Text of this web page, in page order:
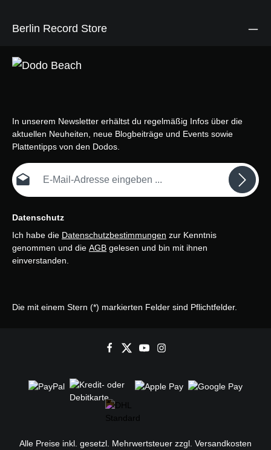
Berlin Record Store
In unserem Newsletter erhältst du regelmäßig Infos über die
aktuellen Neuheiten, neue Blogbeiträge und Events sowie
Plattentipps von den Dodos.
E-Mail-Adresse*
Datenschutz
Ich habe die Datenschutzbestimmungen zur Kenntnis
genommen und die AGB gelesen und bin mit ihnen
einverstanden.
Die mit einem Stern (*) markierten Felder sind Pflichtfelder.
Alle Preise inkl. gesetzl. Mehrwertsteuer zzgl. Versandkosten